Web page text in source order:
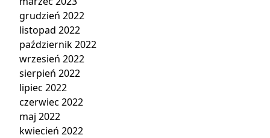
grudzień 2022
listopad 2022
październik 2022
wrzesień 2022
sierpień 2022
lipiec 2022
czerwiec 2022
maj 2022
kwiecień 2022